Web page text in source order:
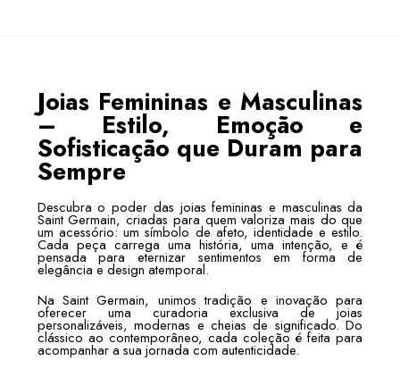
Joias Femininas e Masculinas
– Estilo, Emoção e
Sofisticação que Duram para
Sempre
Descubra o poder das joias femininas e masculinas da
Saint Germain, criadas para quem valoriza mais do que
um acessório: um símbolo de afeto, identidade e estilo.
Cada peça carrega uma história, uma intenção, e é
pensada para eternizar sentimentos em forma de
elegância e design atemporal.
Na Saint Germain, unimos tradição e inovação para
oferecer uma curadoria exclusiva de joias
personalizáveis, modernas e cheias de significado. Do
clássico ao contemporâneo, cada coleção é feita para
acompanhar a sua jornada com autenticidade.